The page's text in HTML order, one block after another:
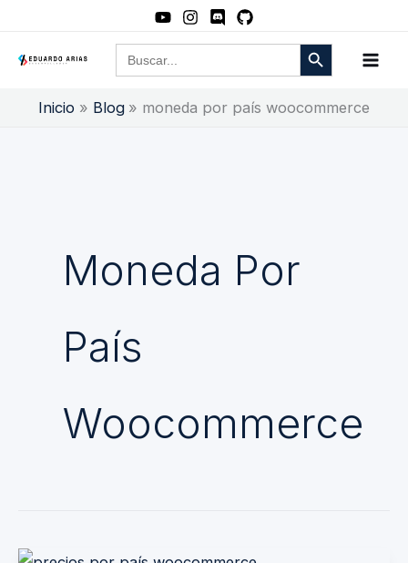
contenido
Buscar: Botón de búsqueda
Inicio Blog moneda por país woocommerce
Moneda Por
País
Woocommerce